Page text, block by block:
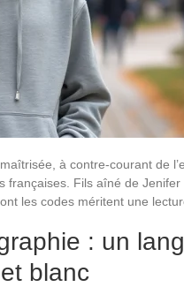
à contre-courant de
françaises. Fils aîné de Jenifer
les codes méritent une
: un
blanc